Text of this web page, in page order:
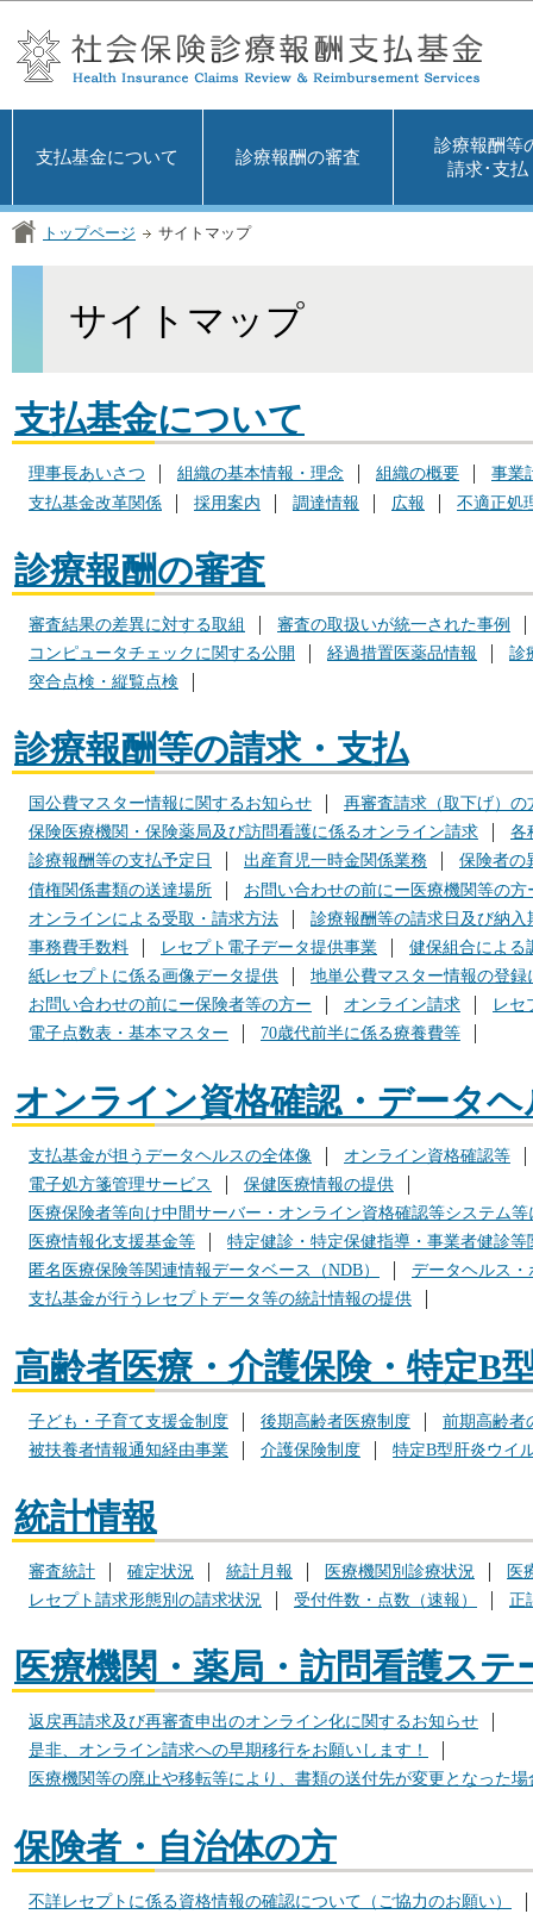
支払基金について 診療報酬の審査
診療報酬等
請求･支払
トップページ サイトマップ
サイトマップ
支払基金について
理事長あいさつ 組織の基本情報・理念 組織の概要
事業
支払基金改革関係
採用案内 調達情報 広報 不適正処
診療報酬の審査
審査結果の差異に対する取組
審査の取扱いが統一された事例
コンピュータチェックに関する公開
経過措置医薬品情報
診
突合点検・縦覧点検
診療報酬等の請求・支払
国公費マスター情報に関するお知らせ
再審査請求（取下げ）の
保険医療機関・保険薬局及び訪問看護に係るオンライン請求
各
診療報酬等の支払予定日
出産育児一時金関係業務
保険者の
債権関係書類の送達場所
お問い合わせの前にー医療機関等の方
オンラインによる受取・請求方法
診療報酬等の請求日及び納入
事務費手数料
レセプト電子データ提供事業
健保組合による
紙レセプトに係る画像データ提供
地単公費マスター情報の登録
お問い合わせの前にー保険者等の方ー
オンライン請求
レセ
電子点数表・基本マスター
70歳代前半に係る療養費等
オンライン資格確認・データ
支払基金が担うデータヘルスの全体像
オンライン資格確認等
電子処方箋管理サービス
保健医療情報の提供
医療保険者等向け中間サーバー・オンライン資格確認等システム
医療情報化支援基金等
特定健診・特定保健指導・事業者健診等
匿名医療保険等関連情報データベース（NDB）
データヘルス
支払基金が行うレセプトデータ等の統計情報の提供
高齢者医療・介護保険・特定B
子ども・子育て支援金制度 後期高齢者医療制度
前期高齢者
被扶養者情報通知経由事業
介護保険制度 特定B型肝炎ウイ
統計情報
審査統計 確定状況 統計月報 医療機関別診療状況
医
レセプト請求形態別の請求状況
受付件数・点数（速報） 正
医療機関・薬局・訪問看護ステ
返戻再請求及び再審査申出のオンライン化に関するお知らせ
是非、オンライン請求への早期移行をお願いします！
医療機関等の廃止や移転等により、書類の送付先が変更となった
保険者・自治体の方
不詳レセプトに係る資格情報の確認について（ご協力のお願い）